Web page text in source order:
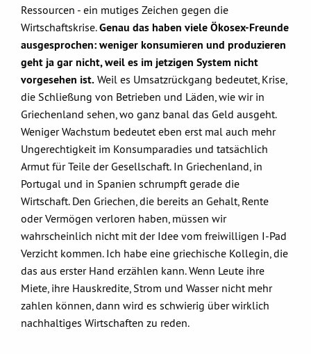
Ressourcen - ein mutiges Zeichen gegen die
Wirtschaftskrise.Genau das haben viele Ökosex-Freunde
ausgesprochen: weniger konsumieren und produzieren
geht ja gar nicht, weil es im jetzigen System nicht
vorgesehen ist. Weil es Umsatzrückgang bedeutet, Krise,
die Schließung von Betrieben und Läden, wie wir in
Griechenland sehen, wo ganz banal das Geld ausgeht.
Weniger Wachstum bedeutet eben erst mal auch mehr
Ungerechtigkeit im Konsumparadies und tatsächlich
Armut für Teile der Gesellschaft. In Griechenland, in
Portugal und in Spanien schrumpft gerade die
Wirtschaft. Den Griechen, die bereits an Gehalt, Rente
oder Vermögen verloren haben, müssen wir
wahrscheinlich nicht mit der Idee vom freiwilligen I-Pad
Verzicht kommen. Ich habe eine griechische Kollegin, die
das aus erster Hand erzählen kann. Wenn Leute ihre
Miete, ihre Hauskredite, Strom und Wasser nicht mehr
zahlen können, dann wird es schwierig über wirklich
nachhaltiges Wirtschaften zu reden.